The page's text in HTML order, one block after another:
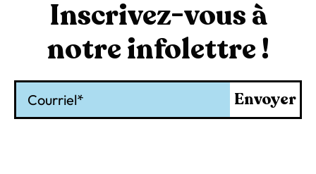
Inscrivez-vous à
notre infolettre !
Envoyer